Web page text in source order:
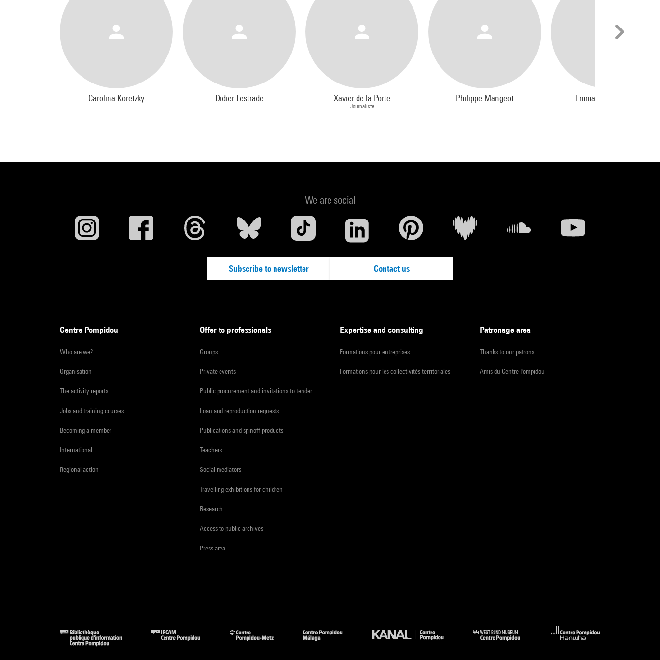
pornographiques susceptibles de heurter la sensibilité de certains publics
Carolina Koretzky Didier Lestrade Xavier de la Porte
Journaliste
Philippe Mangeot Emmanuel Burdeau
We are social
Subscribe to newsletter Contact us
Centre Pompidou
Who are we?
Organisation
The activity reports
Jobs and training courses
Becoming a member
International
Regional action
Offer to professionals
Groups
Private events
Public procurement and invitations to tender
Loan and reproduction requests
Publications and spinoff products
Teachers
Social mediators
Travelling exhibitions for children
Research
Access to public archives
Press area
Expertise and consulting
Formations pour entreprises
Formations pour les collectivités territoriales
Patronage area
Thanks to our patrons
Amis du Centre Pompidou